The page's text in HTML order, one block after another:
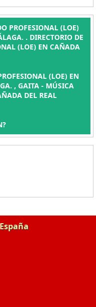
PROFESIONAL (LOE)
. DIRECTORIO DE
(LOE) EN CAÑADA
(LOE) EN
, GAITA - MÚSICA
DEL REAL